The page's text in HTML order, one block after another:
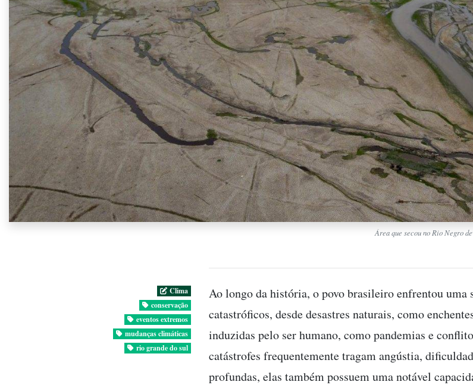
Área que secou no Rio Negro
Clima
conservação
eventos extremos
mudanças climáticas
rio grande do sul
Ao longo da história, o povo brasileiro enfrentou uma
catastróficos, desde desastres naturais, como
induzidas pelo ser humano, como pandemias e
catástrofes frequentemente tragam angústia,
profundas, elas também possuem uma notável